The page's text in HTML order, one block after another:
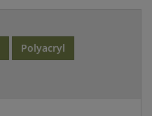
Polyacryl